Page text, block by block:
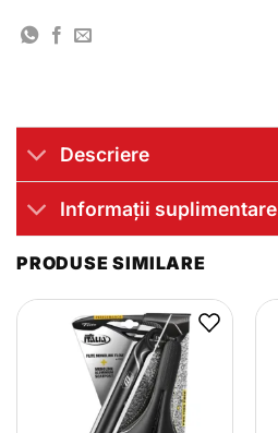
Descriere
Informații suplimentare
PRODUSE SIMILARE